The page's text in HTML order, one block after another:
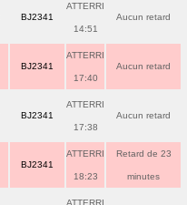
BJ2341
ATTERRI
14:51
Aucun retard
BJ2341
ATTERRI
17:40
Aucun retard
BJ2341
ATTERRI
17:38
Aucun retard
BJ2341
ATTERRI
18:23
Retard de 23
minutes
ATTERRI